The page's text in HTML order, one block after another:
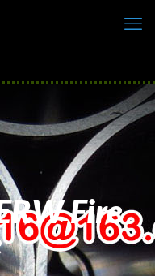
Fire